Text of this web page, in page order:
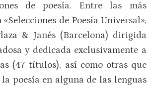
de poesía. Entre las más
de Poesía Universal»,
& Janés (Barcelona) dirigida
y dedicada exclusivamente a
(47 títulos), así como otras que
poesía en alguna de las lenguas